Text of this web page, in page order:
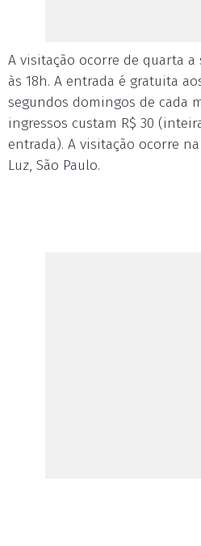
A visitação ocorre de quarta a
às 18h. A entrada é gratuita
segundos domingos de cada
ingressos custam R$ 30
entrada). A visitação ocorre
Luz, São Paulo.